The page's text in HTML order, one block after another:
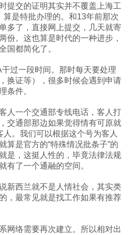
提交的证明其实并不覆盖上海工
是特批办理的。和13年前那次
多了，直接网上提交，几天就寄
份。这也算是时代的一种进步，
国都简化了。
过一段时间。那时每天要处理
换证等），很多时候会遇到申请
条件。
人一个交通部专线电话，客人打
交通部那边如果觉得情有可原就
。我们可以根据这个号为客人
算是官方的“特殊情况批条子”的
是，这挺人性的，毕竟法律法规
有了一个通融的空间。
新西兰就不是人情社会，其实类
，最常见就是找工作如果有推荐
网络需要再次建立。所以相对出